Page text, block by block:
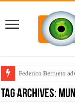
Federico Berrueto
Arrancan la tercera
Tag Archives: